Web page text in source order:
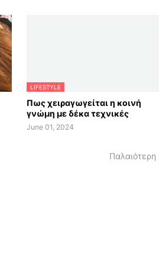
LIFESTYLE
Πως χειραγωγείται η κοινή
γνώμη με δέκα τεχνικές
June 01, 2024
Παλαιότερη